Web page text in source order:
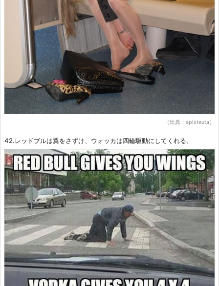
（出典：apisteuta）
42.レッドブルは翼をさずけ、ウォッカは四輪駆動にしてくれる。